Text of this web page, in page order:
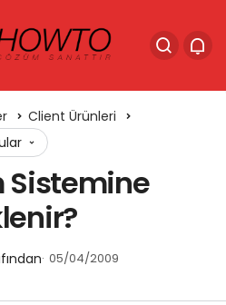
Client Ürünleri
Sistemine
05/04/2009